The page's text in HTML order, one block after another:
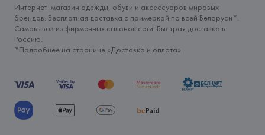
Интернет-магазин одежды, обуви и аксессуаров мировых
брендов. Бесплатная доставка с примеркой по всей Беларуси*.
Самовывоз из фирменных салонов сети. Быстрая доставка в
Россию.
*Подробнее на странице «Доставка и оплата»